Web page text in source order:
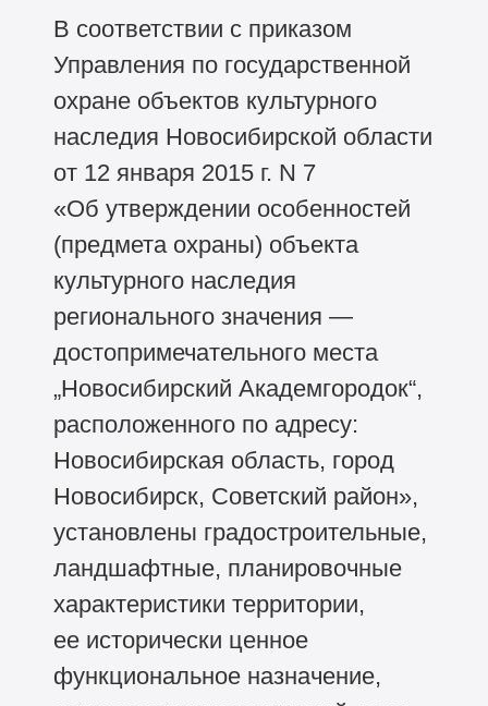
В соответствии с приказом
Управления по государственной
охране объектов культурного
наследия Новосибирской области
от 12 января 2015 г. N 7
«Об утверждении особенностей
(предмета охраны) объекта
культурного наследия
регионального значения —
достопримечательного места
„Новосибирский Академгородок“,
расположенного по адресу:
Новосибирская область, город
Новосибирск, Советский район»,
установлены градостроительные,
ландшафтные, планировочные
характеристики территории,
ее исторически ценное
функциональное назначение,